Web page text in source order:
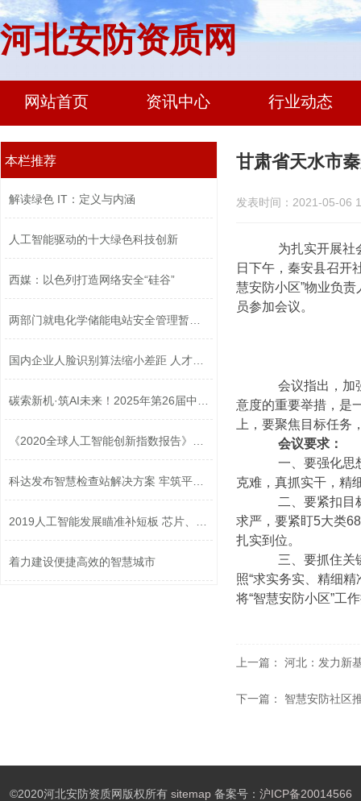
河北安防资质网
网站首页 资讯中心 行业动态
本栏推荐
解读绿色 IT：定义与内涵
人工智能驱动的十大绿色科技创新
西媒：以色列打造网络安全“硅谷”
着力建设便捷高效的智慧城市
甘肃省天水市
发表时间：2021-05-06
为扎实开展社会
日下午，秦安县召开
慧安防小区”物业负
员参加会议。
会议指出，加强
意度的重要举措，是
上，要聚焦目标任
会议要求：
一、要强化思想
克难，真抓实干，精
二、要紧扣目标
求严，要紧盯5大类
扎实到位。
三、要抓住关键
照“求实务实、精细
将“智慧安防小区”工
上一篇： 河北：发力新
下一篇： 智慧安防社区
©2020河北安防资质网版权所有 sitemap备案号： 沪ICP备20014566